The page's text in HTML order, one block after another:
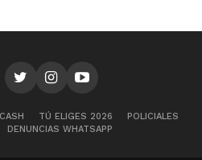
TÚ ELIGES 2026
POLICIALES
DENUNCIAS WHATSAPP